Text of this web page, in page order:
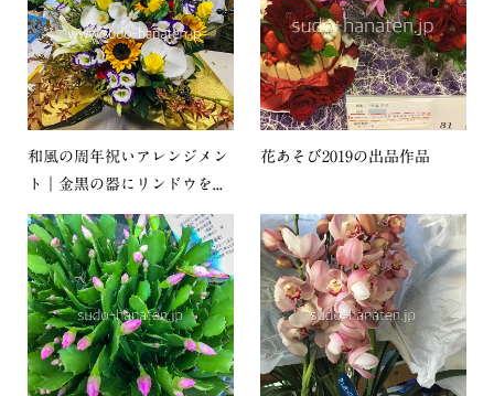
和風の周年祝いアレンジメン
ト｜金黒の器にリンドウを...
花あそび2019の出品作品